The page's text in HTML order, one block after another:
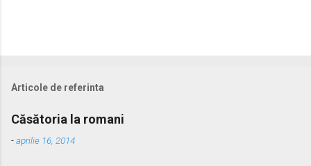
Articole de referinta
Căsătoria la romani
-aprilie 16, 2014